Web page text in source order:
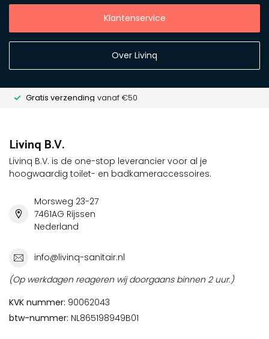
Klantenservice
Over Livinq
Gratis verzending vanaf €50
Livinq B.V.
Livinq B.V. is de one-stop leverancier voor al je
hoogwaardig toilet- en badkameraccessoires.
Morsweg 23-27
7461AG Rijssen
Nederland
info@livinq-sanitair.nl
(Op werkdagen reageren wij doorgaans binnen 2 uur.)
KVK nummer: 90062043
btw-nummer: NL865198949B01